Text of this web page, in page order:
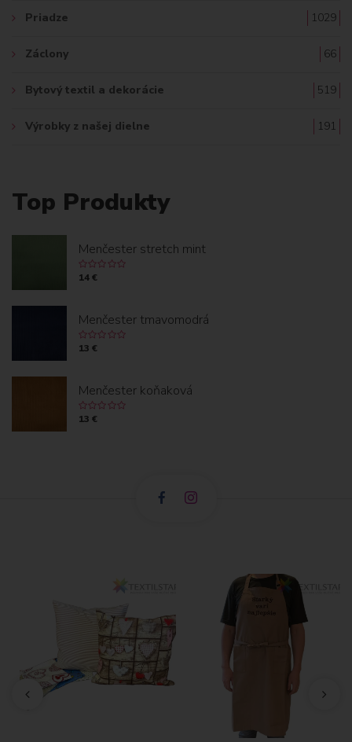
Priadze 1029
Záclony 66
Bytový textil a dekorácie 519
Výrobky z našej dielne 191
Top Produkty
Menčester stretch mint
14 €
Menčester tmavomodrá
13 €
Menčester koňaková
13 €